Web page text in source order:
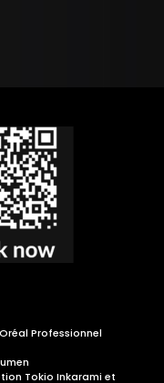
Professionnel
Tokio Inkarami et